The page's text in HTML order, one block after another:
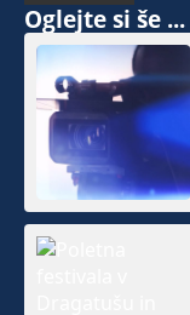
Oglejte si še ...